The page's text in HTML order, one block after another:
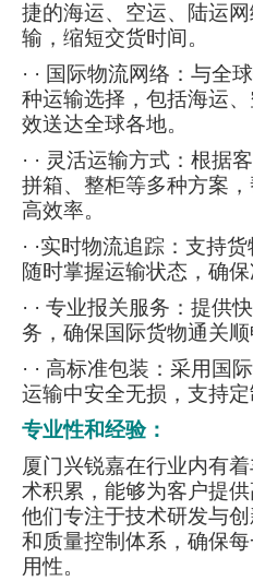
捷的海运、空运、陆运
输，缩短交货时间。
· · 国际物流网络：与全
种运输选择，包括海运
效送达全球各地。
· · 灵活运输方式：根据
拼箱、整柜等多种方案
高效率。
· ·实时物流追踪：支持
随时掌握运输状态，确保
· · 专业报关服务：提供
务，确保国际货物通关顺
· · 高标准包装：采用国
运输中安全无损，支持定
专业性和经验：
厦门兴锐嘉在行业内有
术积累，能够为客户提供
他们专注于技术研发与
和质量控制体系，确保
用性。